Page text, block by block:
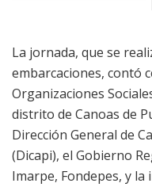
La jornada, que se
embarcaciones, contó
Organizaciones
distrito de Canoas de
Dirección General de
(Dicapi), el Gobierno
Imarpe, Fondepes, y la